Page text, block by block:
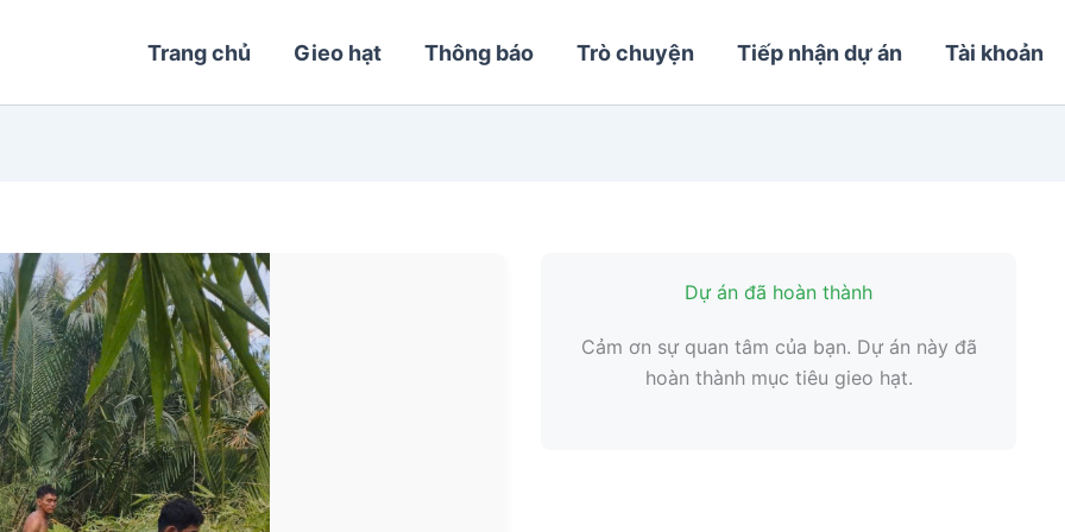
Trang chủ Gieo hạt Thông báo Trò chuyện Tiếp nhận dự án Tài khoản
Dự án đã hoàn thành
Cảm ơn sự quan tâm của bạn. Dự án này đã
hoàn thành mục tiêu gieo hạt.